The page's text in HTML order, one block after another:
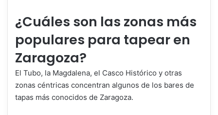
¿Cuáles son las zonas más
populares para tapear en
Zaragoza?
El Tubo, la Magdalena, el Casco Histórico y otras
zonas céntricas concentran algunos de los bares de
tapas más conocidos de Zaragoza.